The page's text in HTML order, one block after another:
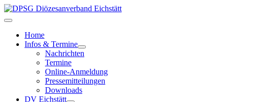
Home
Infos & Termine
Nachrichten
Termine
Online-Anmeldung
Pressemitteilungen
Downloads
DV Eichstätt